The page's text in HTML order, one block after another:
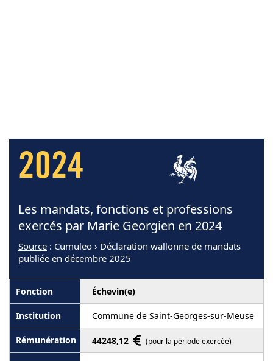
2024
Les mandats, fonctions et professions
exercés par Marie Georgien en 2024
Source : Cumuleo › Déclaration wallonne de mandats
publiée en décembre 2025
Échevin(e)
Commune de Saint-Georges-sur-Meuse
44248,12 (pour la période exercée)